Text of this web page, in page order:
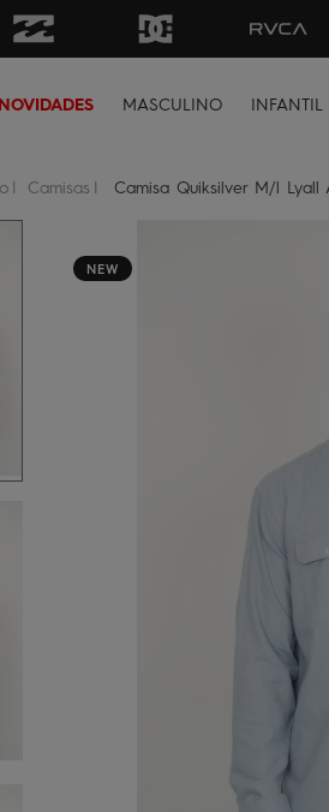
FRETE GRÁTIS para todo Brasil
NOVIDADES MASCULINO INFANTIL
Camisas Camisa Quiksilver M/l Lyall
NEW